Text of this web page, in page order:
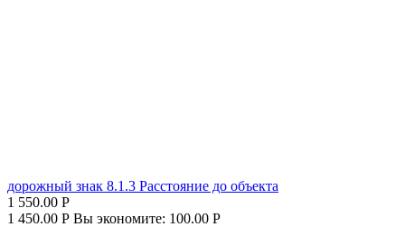
дорожный знак 8.1.3 Расстояние до объекта
1 550.00 Р
1 450.00 Р Вы экономите: 100.00 Р